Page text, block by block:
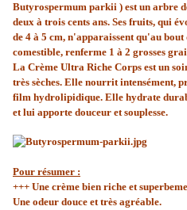
Butyrospermum parkii ) est un arbre
deux à trois cents ans. Ses fruits, qui
de 4 à 5 cm, n'apparaissent qu'au
comestible, renferme 1 à 2 grosses
La Crème Ultra Riche Corps est un
très sèches. Elle nourrit intensément,
film hydrolipidique. Elle hydrate
et lui apporte douceur et souplesse.
Pour résumer :
+++ Une crème bien riche et
Une odeur douce et très agréable.